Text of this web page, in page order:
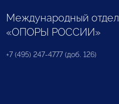
Международный отдел
«ОПОРЫ РОССИИ»
+7 (495) 247-4777 (доб. 126)